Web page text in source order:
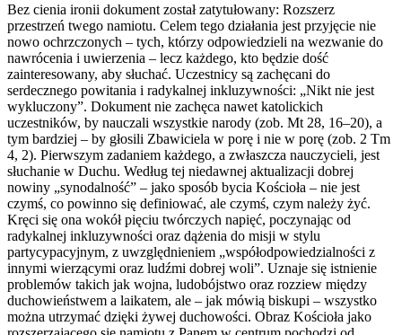
Bez cienia ironii dokument został zatytułowany: Rozszerz
przestrzeń twego namiotu. Celem tego działania jest przyjęcie nie
nowo ochrzczonych – tych, którzy odpowiedzieli na wezwanie do
nawrócenia i uwierzenia – lecz każdego, kto będzie dość
zainteresowany, aby słuchać. Uczestnicy są zachęcani do
serdecznego powitania i radykalnej inkluzywności: „Nikt nie jest
wykluczony”. Dokument nie zachęca nawet katolickich
uczestników, by nauczali wszystkie narody (zob. Mt 28, 16–20), a
tym bardziej – by głosili Zbawiciela w porę i nie w porę (zob. 2 Tm
4, 2). Pierwszym zadaniem każdego, a zwłaszcza nauczycieli, jest
słuchanie w Duchu. Według tej niedawnej aktualizacji dobrej
nowiny „synodalność” – jako sposób bycia Kościoła – nie jest
czymś, co powinno się definiować, ale czymś, czym należy żyć.
Kręci się ona wokół pięciu twórczych napięć, poczynając od
radykalnej inkluzywności oraz dążenia do misji w stylu
partycypacyjnym, z uwzględnieniem „współodpowiedzialności z
innymi wierzącymi oraz ludźmi dobrej woli”. Uznaje się istnienie
problemów takich jak wojna, ludobójstwo oraz rozziew między
duchowieństwem a laikatem, ale – jak mówią biskupi – wszystko
można utrzymać dzięki żywej duchowości. Obraz Kościoła jako